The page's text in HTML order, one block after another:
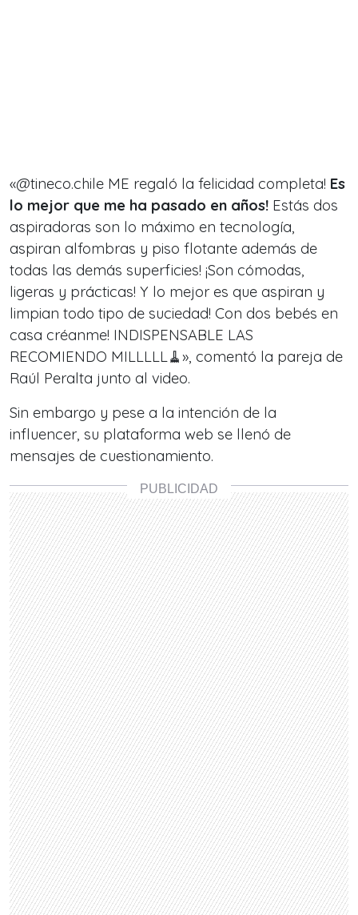
«@tineco.chile ME regaló la felicidad completa! Es
lo mejor que me ha pasado en años! Estás dos
aspiradoras son lo máximo en tecnología,
aspiran alfombras y piso flotante además de
todas las demás superficies! ¡Son cómodas,
ligeras y prácticas! Y lo mejor es que aspiran y
limpian todo tipo de suciedad! Con dos bebés en
casa créanme! INDISPENSABLE LAS
RECOMIENDO MILLLLL🧹», comentó la pareja de
Raúl Peralta junto al video.
Sin embargo y pese a la intención de la
influencer, su plataforma web se llenó de
mensajes de cuestionamiento.